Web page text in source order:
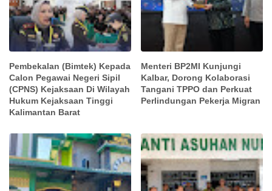
Pembekalan (Bimtek) Kepada
Calon Pegawai Negeri Sipil
(CPNS) Kejaksaan Di Wilayah
Hukum Kejaksaan Tinggi
Kalimantan Barat
Menteri BP2MI Kunjungi
Kalbar, Dorong Kolaborasi
Tangani TPPO dan Perkuat
Perlindungan Pekerja Migran